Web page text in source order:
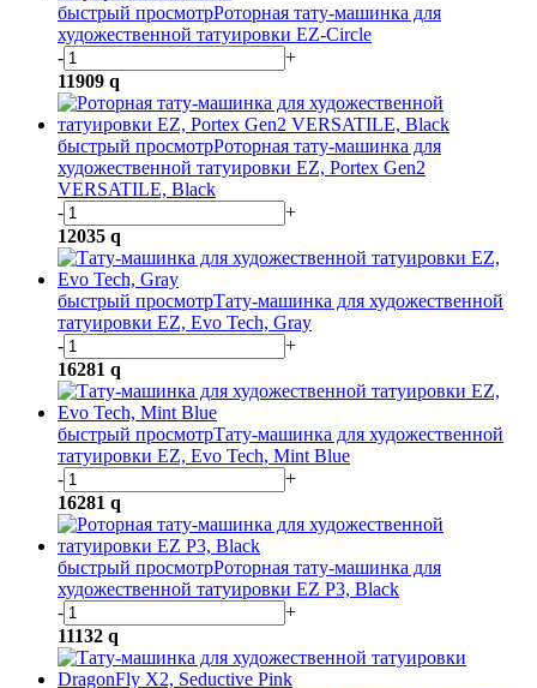
быстрый просмотрРоторная тату-машинка для
художественной татуировки EZ-Circle
-
+
11909 q
быстрый просмотрРоторная тату-машинка для
художественной татуировки EZ, Portex Gen2
VERSATILE, Black
-
+
12035 q
быстрый просмотрТату-машинка для художественной
татуировки EZ, Evo Tech, Gray
-
+
16281 q
быстрый просмотрТату-машинка для художественной
татуировки EZ, Evo Tech, Mint Blue
-
+
16281 q
быстрый просмотрРоторная тату-машинка для
художественной татуировки EZ P3, Black
-
+
11132 q